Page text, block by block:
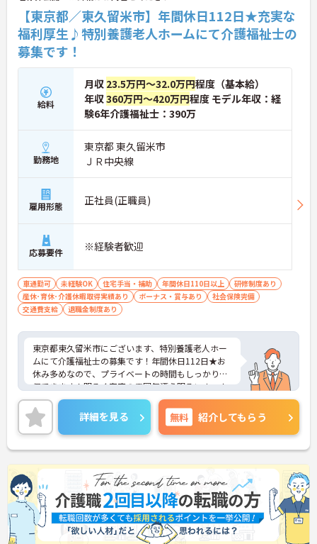
【東京都／東久留米市】年間休日112日★充実な
福利厚生♪特別養護老人ホームにて介護福祉士の
募集です！
給料
月収 23.5万円～32.0万円程度（基本給）
年収360万円～420万円程度 モデル年収：経
験6年介護福祉士：390万
勤務地
東京都 東久留米市
ＪＲ中央線
雇用形態 正社員(正職員)
応募要件 ※経験者歓迎
車通勤可 未経験OK 住宅手当・補助 年間休日110日以上
研修制度あり
産休･育休･介護休暇取得実績あり
ボーナス・賞与あり
社会保険完備
交通費支給
退職金制度あり
東京都東久留米市にございます、特別養護老人ホー
ムにて介護福祉士の募集です！年間休日112日★お
休み多めなので、プライベートの時間もしっかり確
保できます！明るく家庭の雰囲気漂う明るいホーム
です。研修制度も整っているのでスキルアップも目
指すことができる環境です。ご興味のある方は是非
お気軽にお問い合わせください。
詳細を見る 無料 紹介してもらう